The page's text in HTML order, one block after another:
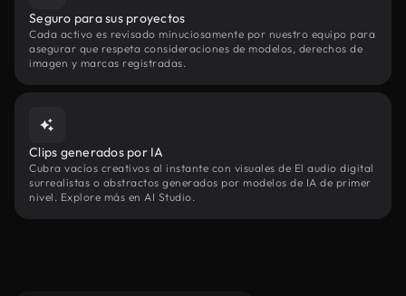
Seguro para sus proyectos
Cada activo es revisado minuciosamente por nuestro equipo para
asegurar que respeta consideraciones de modelos, derechos de
imagen y marcas registradas.
Clips generados por IA
Cubra vacíos creativos al instante con visuales de El audio digital
surrealistas o abstractos generados por modelos de IA de primer
nivel. Explore más en AI Studio.